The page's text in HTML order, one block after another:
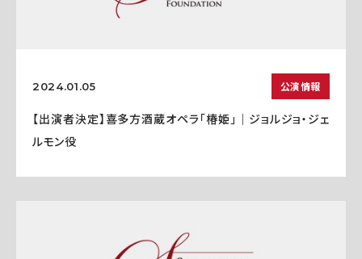
2024.01.05 公演情報
【出演者決定】喜多方酒蔵オペラ「椿姫」｜ジョルジョ・ジェ
ルモン役